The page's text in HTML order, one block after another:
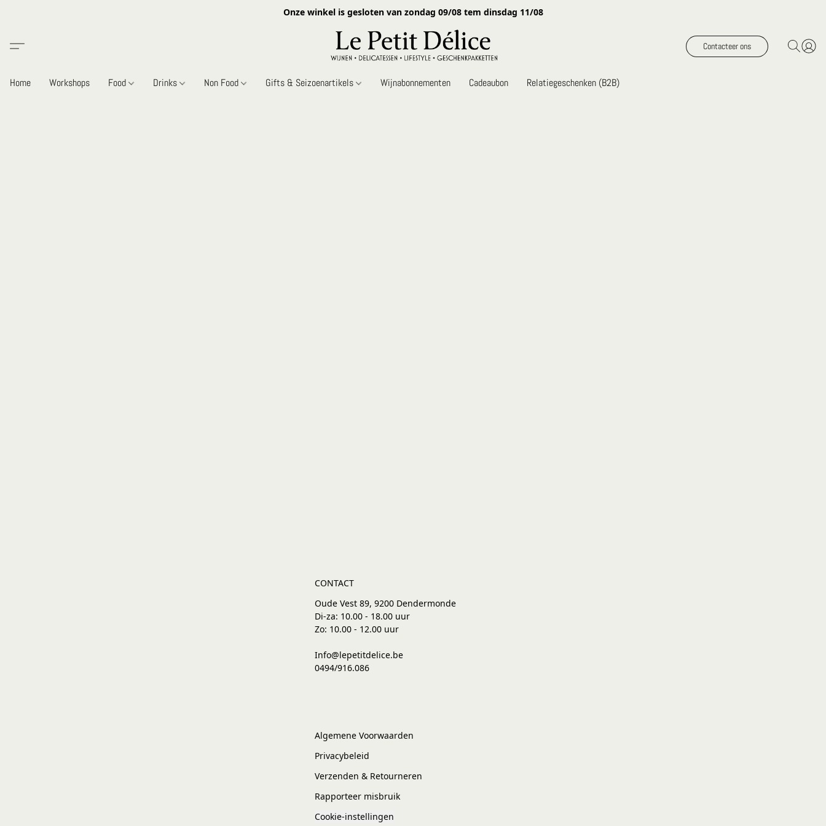
Onze winkel is gesloten van zondag 09/08 tem dinsdag 11/08
Contacteer ons
Home Workshops Food Drinks Non Food Gifts & Seizoenartikels Wijnabonnementen Cadeaubon Relatiegeschenken (B2B)
CONTACT
Oude Vest 89, 9200 Dendermonde
Di-za: 10.00 - 18.00 uur
Zo: 10.00 - 12.00 uur
Info@lepetitdelice.be
0494/916.086
Algemene Voorwaarden
Privacybeleid
Verzenden & Retourneren
Rapporteer misbruik
Cookie-instellingen